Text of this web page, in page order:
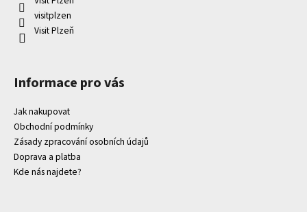
visitplzen
Visit Plzeň
Informace pro vás
Jak nakupovat
Obchodní podmínky
Zásady zpracování osobních údajů
Doprava a platba
Kde nás najdete?